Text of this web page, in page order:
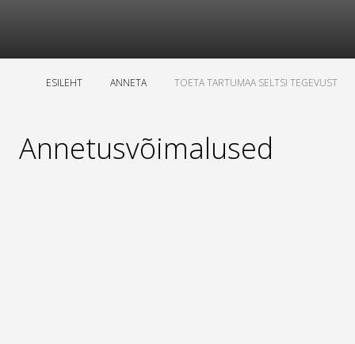
ESILEHT ANNETA TOETA TARTUMAA SELTSI TEGEVUST
Annetusvõimalused